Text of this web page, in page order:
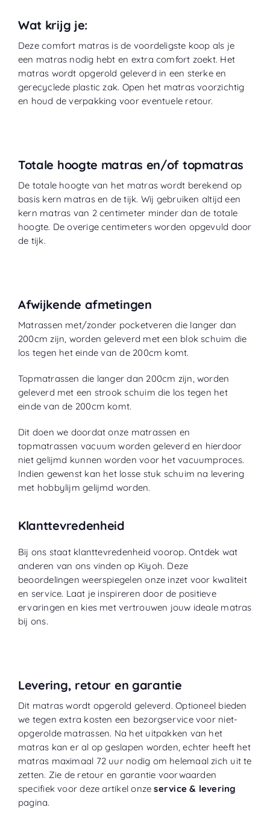
Wat krijg je:
Deze comfort matras is de voordeligste koop als je
een matras nodig hebt en extra comfort zoekt. Het
matras wordt opgerold geleverd in een sterke en
gerecyclede plastic zak. Open het matras voorzichtig
en houd de verpakking voor eventuele retour.
Totale hoogte matras en/of topmatras
De totale hoogte van het matras wordt berekend op
basis kern matras en de tijk. Wij gebruiken altijd een
kern matras van 2 centimeter minder dan de totale
hoogte. De overige centimeters worden opgevuld door
de tijk.
Afwijkende afmetingen
Matrassen met/zonder pocketveren die langer dan
200cm zijn, worden geleverd met een blok schuim die
los tegen het einde van de 200cm komt.
Topmatrassen die langer dan 200cm zijn, worden
geleverd met een strook schuim die los tegen het
einde van de 200cm komt.
Dit doen we doordat onze matrassen en
topmatrassen vacuum worden geleverd en hierdoor
niet gelijmd kunnen worden voor het vacuumproces.
Indien gewenst kan het losse stuk schuim na levering
met hobbylijm gelijmd worden.
Klanttevredenheid
Bij ons staat klanttevredenheid voorop. Ontdek wat
anderen van ons vinden op Kiyoh. Deze
beoordelingen weerspiegelen onze inzet voor kwaliteit
en service. Laat je inspireren door de positieve
ervaringen en kies met vertrouwen jouw ideale matras
bij ons.
Levering, retour en garantie
Dit matras wordt opgerold geleverd. Optioneel bieden
we tegen extra kosten een bezorgservice voor niet-
opgerolde matrassen. Na het uitpakken van het
matras kan er al op geslapen worden, echter heeft het
matras maximaal 72 uur nodig om helemaal zich uit te
zetten. Zie de retour en garantie voorwaarden
specifiek voor deze artikel onzeservice & levering
pagina.